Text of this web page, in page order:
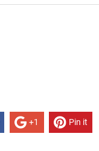
+1 Pin it